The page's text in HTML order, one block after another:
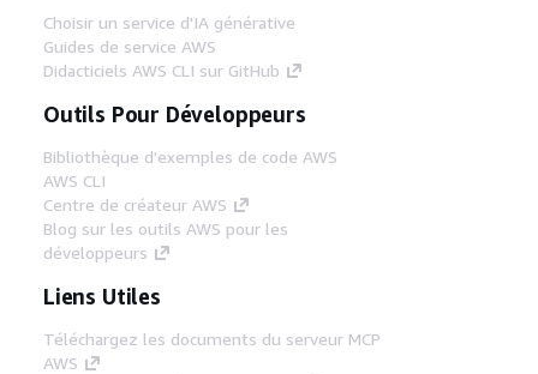
Choisir un service d'IA générative
Guides de service AWS
Didacticiels AWS CLI sur GitHub
Outils Pour Développeurs
Bibliothèque d'exemples de code AWS
AWS CLI
Centre de créateur AWS
Blog sur les outils AWS pour les
développeurs
Liens Utiles
Téléchargez les documents du serveur MCP
AWS